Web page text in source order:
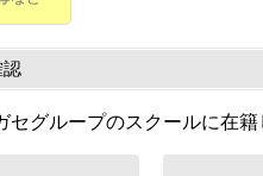
認
セグループのスクールに在籍